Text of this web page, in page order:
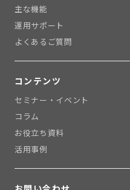
主な機能
運用サポート
よくあるご質問
コンテンツ
セミナー・イベント
コラム
お役立ち資料
活用事例